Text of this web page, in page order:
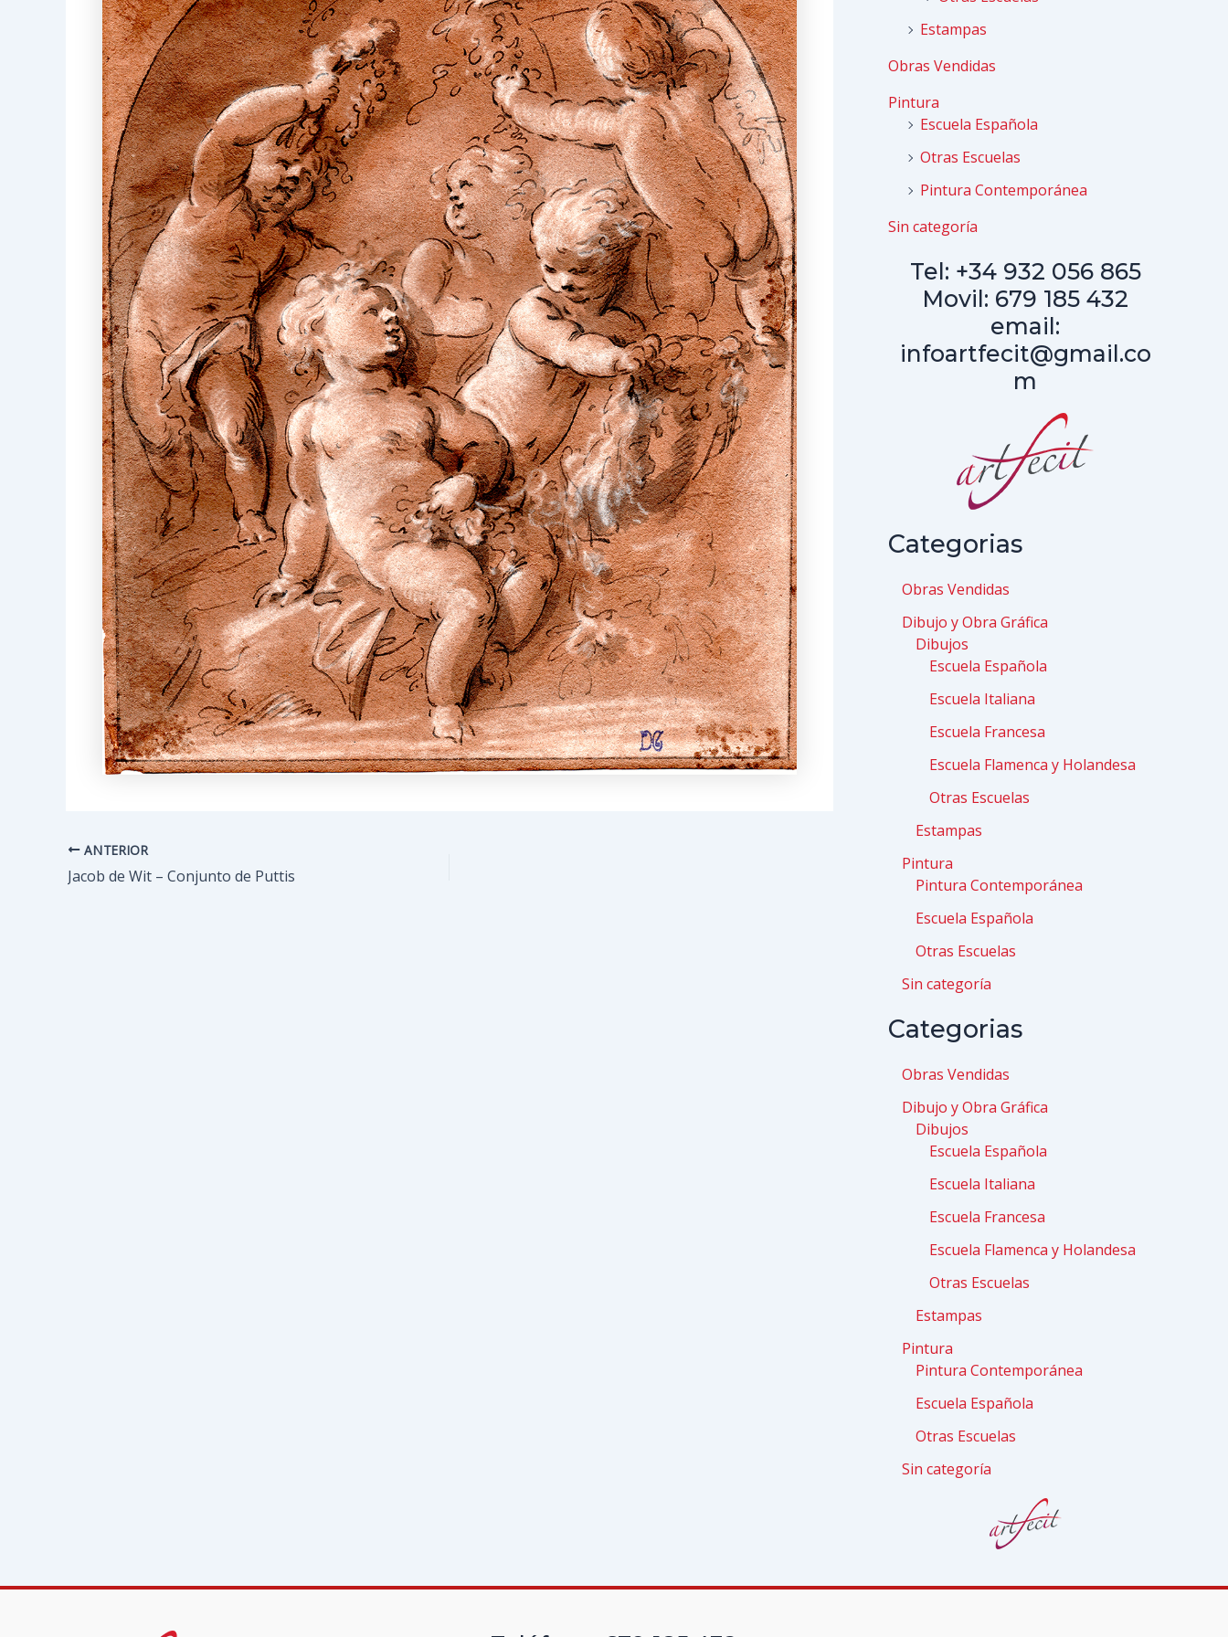
Navegación
de
ANTERIOR
Jacob de Wit – Conjunto de Puttis
Estampas
Obras Vendidas
Pintura
Escuela Española
Otras Escuelas
Pintura Contemporánea
Sin categoría
Tel: +34 932 056 865
Movil: 679 185 432
email:
infoartfecit@gmail.co
m
Categorias
Obras Vendidas
Dibujo y Obra Gráfica
Dibujos
Escuela Española
Escuela Italiana
Escuela Francesa
Escuela Flamenca y Holandesa
Otras Escuelas
Estampas
Pintura
Pintura Contemporánea
Escuela Española
Otras Escuelas
Sin categoría
Categorias
Obras Vendidas
Dibujo y Obra Gráfica
Dibujos
Escuela Española
Escuela Italiana
Escuela Francesa
Escuela Flamenca y Holandesa
Otras Escuelas
Estampas
Pintura
Pintura Contemporánea
Escuela Española
Otras Escuelas
Sin categoría